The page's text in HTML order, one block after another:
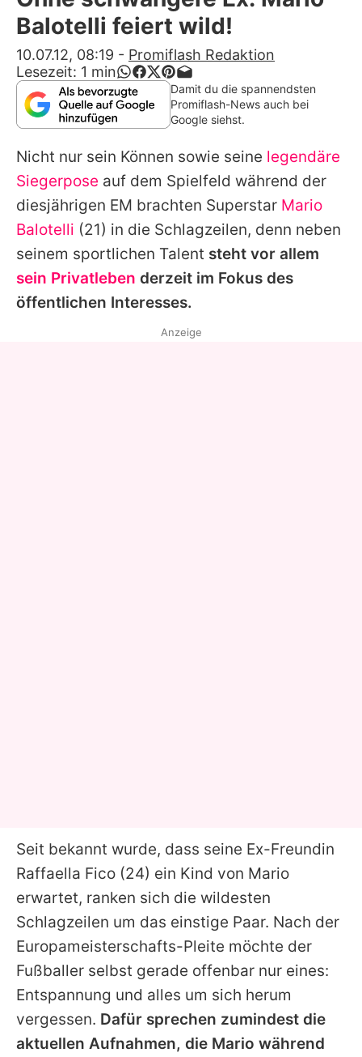
Alle Themen auf Promiflash
App runterladen
Team
Redaktionelle Richtlinien
Impressum
Datenschutzerklärung
Nutzungsbedingungen
Utiq verwalten
Balotelli feiert wild!
10.07.12, 08:19 - Promiflash Redaktion
Lesezeit: 1 min
Damit du die spannendsten
Promiflash-News auch bei
Google siehst.
Nicht nur sein Können sowie seine legendäre
Siegerpose auf dem Spielfeld während der
diesjährigen EM brachten Superstar Mario
Balotelli (21) in die Schlagzeilen, denn neben
seinem sportlichen Talent steht vor allem
sein Privatleben derzeit im Fokus des
öffentlichen Interesses.
Seit bekannt wurde, dass seine Ex-Freundin
Raffaella Fico (24) ein Kind von Mario
erwartet, ranken sich die wildesten
Schlagzeilen um das einstige Paar. Nach der
Europameisterschafts-Pleite möchte der
Fußballer selbst gerade offenbar nur eines:
Entspannung und alles um sich herum
vergessen. Dafür sprechen zumindest die
aktuellen Aufnahmen, die Mario während
Anzeige